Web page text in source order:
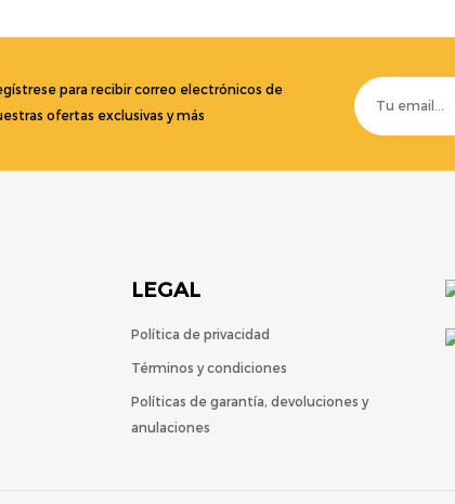
para recibir correo electrónicos de
ofertas exclusivas y más
LEGAL
Política de privacidad
Términos y condiciones
Políticas de garantía, devoluciones y
anulaciones